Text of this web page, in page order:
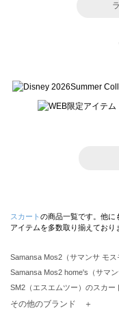
スカート の商品一覧です。他に
アイテムを多数取り揃えており
Samansa Mos2（サマンサ モ
Samansa Mos2 home's（サマ
SM2（エスエムツー）のスカー
TSUHARU by Samansa Mos2
その他のブランド ＋